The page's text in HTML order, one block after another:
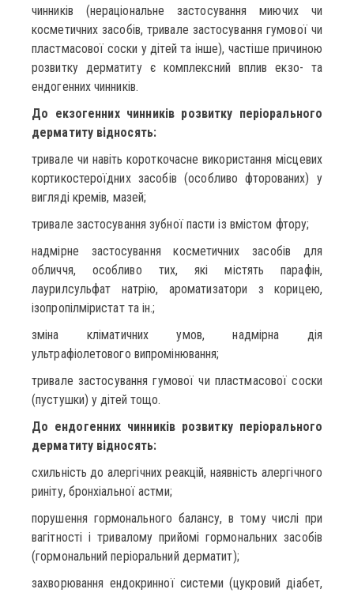
чинників (нераціональне застосування миючих чи
косметичних засобів, тривале застосування гумової чи
пластмасової соски у дітей та інше), частіше причиною
розвитку дерматиту є комплексний вплив екзо- та
ендогенних чинників.
До екзогенних чинників розвитку періорального
дерматиту відносять:
тривале чи навіть короткочасне використання місцевих
кортикостероїдних засобів (особливо фторованих) у
вигляді кремів, мазей;
тривале застосування зубної пасти із вмістом фтору;
надмірне застосування косметичних засобів для
обличчя, особливо тих, які містять парафін,
лаурилсульфат натрію, ароматизатори з корицею,
ізопропілміристат та ін.;
зміна кліматичних умов, надмірна дія
ультрафіолетового випромінювання;
тривале застосування гумової чи пластмасової соски
(пустушки) у дітей тощо.
До ендогенних чинників розвитку періорального
дерматиту відносять:
схильність до алергічних реакцій, наявність алергічного
риніту, бронхіальної астми;
порушення гормонального балансу, в тому числі при
вагітності і тривалому прийомі гормональних засобів
(гормональний періоральний дерматит);
захворювання ендокринної системи (цукровий діабет,